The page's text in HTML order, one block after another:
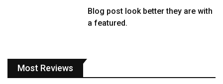
Blog post look better they are with
a featured.
Most Reviews